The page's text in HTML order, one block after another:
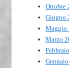
Ottobre
Giugno
Maggio
Marzo